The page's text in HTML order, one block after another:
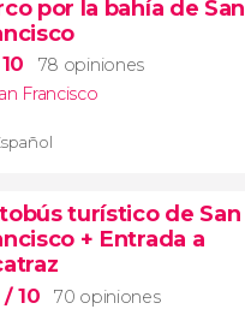
por la bahía de San
78 opiniones
Francisco
turístico de San
+ Entrada a
/ 10
70 opiniones